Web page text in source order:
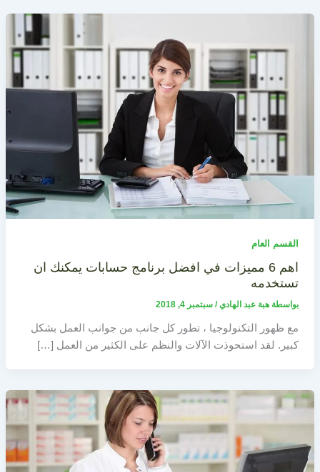
القسم العام
اهم 6 مميزات في افضل برنامج حسابات يمكنك ان
تستخدمه
بواسطة هبة عبد الهادي/ سبتمبر 4, 2018
مع ظهور التكنولوجيا ، تطور كل جانب من جوانب العمل بشكل
كبير. لقد استحوذت الآلات والنظم على الكثير من العمل […]